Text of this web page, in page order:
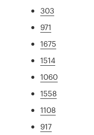
303
971
1675
1514
1060
1558
1108
917